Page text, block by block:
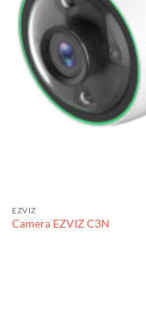
EZVIZ
Camera EZVIZ C3N